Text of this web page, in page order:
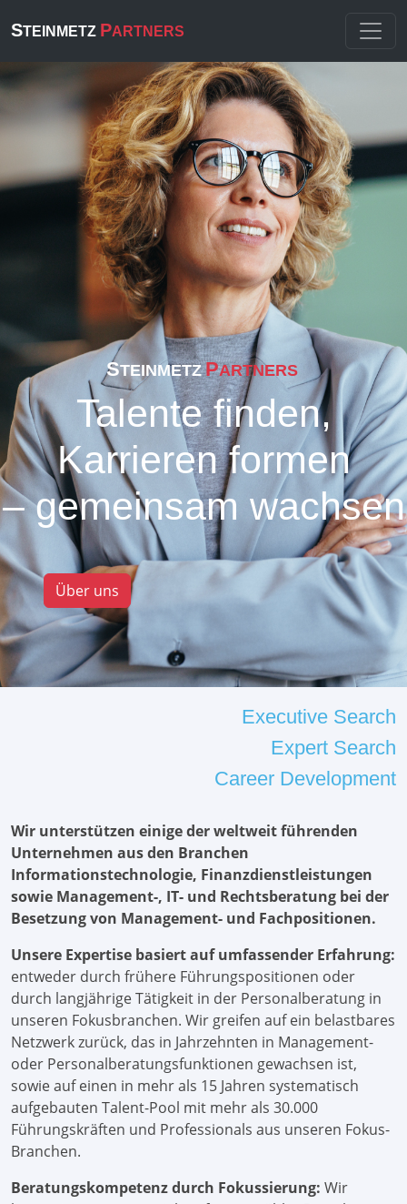
STEINMETZ PARTNERS
STEINMETZ PARTNERS
Talente finden,
Karrieren formen
– gemeinsam wachsen
Über uns
Executive Search
Expert Search
Career Development
Wir unterstützen einige der weltweit führenden
Unternehmen aus den Branchen
Informationstechnologie, Finanzdienstleistungen
sowie Management-, IT- und Rechtsberatung bei der
Besetzung von Management- und Fachpositionen.
Unsere Expertise basiert auf umfassender Erfahrung:
entweder durch frühere Führungspositionen oder
durch langjährige Tätigkeit in der Personalberatung in
unseren Fokusbranchen. Wir greifen auf ein belastbares
Netzwerk zurück, das in Jahrzehnten in Management-
oder Personalberatungsfunktionen gewachsen ist,
sowie auf einen in mehr als 15 Jahren systematisch
aufgebauten Talent-Pool mit mehr als 30.000
Führungskräften und Professionals aus unseren Fokus-
Branchen.
Beratungskompetenz durch Fokussierung: Wir